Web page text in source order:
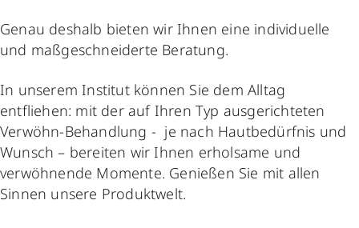
Genau deshalb bieten wir Ihnen eine individuelle
und maßgeschneiderte Beratung.
In unserem Institut können Sie dem Alltag
entfliehen: mit der auf Ihren Typ ausgerichteten
Verwöhn-Behandlung - je nach Hautbedürfnis und
Wunsch – bereiten wir Ihnen erholsame und
verwöhnende Momente. Genießen Sie mit allen
Sinnen unsere Produktwelt.